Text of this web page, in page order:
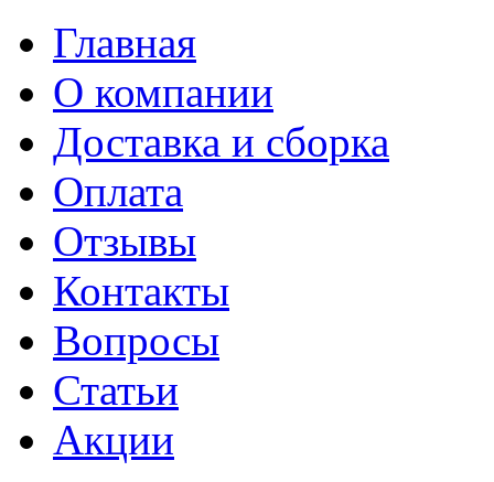
Главная
О компании
Доставка и сборка
Оплата
Отзывы
Контакты
Вопросы
Статьи
Акции